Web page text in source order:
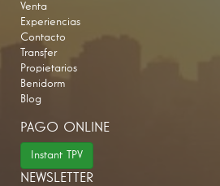
Venta
Experiencias
Contacto
Transfer
Propietarios
Benidorm
Blog
PAGO ONLINE
Instant TPV
NEWSLETTER